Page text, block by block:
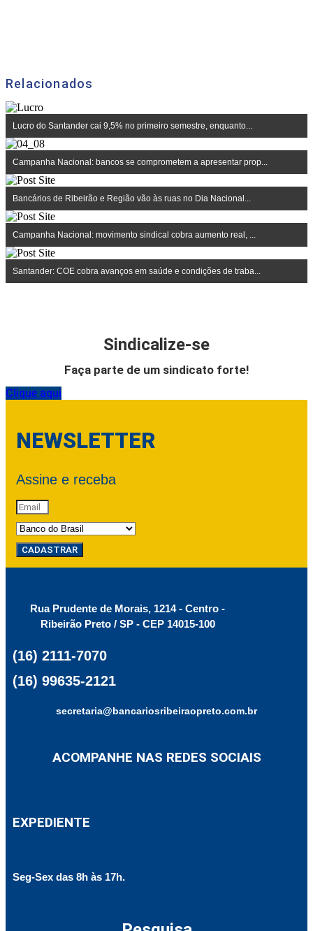
Relacionados
Lucro do Santander cai 9,5% no primeiro semestre, enquanto...
Campanha Nacional: bancos se comprometem a apresentar prop...
Bancários de Ribeirão e Região vão às ruas no Dia Nacional...
Campanha Nacional: movimento sindical cobra aumento real, ...
Santander: COE cobra avanços em saúde e condições de traba...
Sindicalize-se
Faça parte de um sindicato forte!
Clique aqui
NEWSLETTER
Assine e receba
CADASTRAR
Rua Prudente de Morais, 1214 - Centro -
Ribeirão Preto / SP - CEP 14015-100
(16) 2111-7070
(16) 99635-2121
secretaria@bancariosribeiraopreto.com.br
ACOMPANHE NAS REDES SOCIAIS
EXPEDIENTE
Seg-Sex das 8h às 17h.